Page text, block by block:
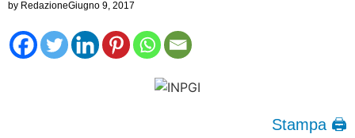
by RedazioneGiugno 9, 2017
Stampa 🖨